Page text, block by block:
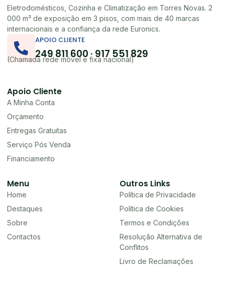
Eletrodomésticos, Cozinha e Climatização em Torres Novas. 2
000 m² de exposição em 3 pisos, com mais de 40 marcas
internacionais e a confiança da rede Euronics.
APOIO CLIENTE
249 811 600 · 917 551 829
(Chamada rede móvel e fixa nacional)
Apoio Cliente
A Minha Conta
Orçamento
Entregas Gratuitas
Serviço Pós Venda
Financiamento
Menu
Home
Destaques
Sobre
Contactos
Outros Links
Política de Privacidade
Política de Cookies
Termos e Condições
Resolução Alternativa de
Conflitos
Livro de Reclamações